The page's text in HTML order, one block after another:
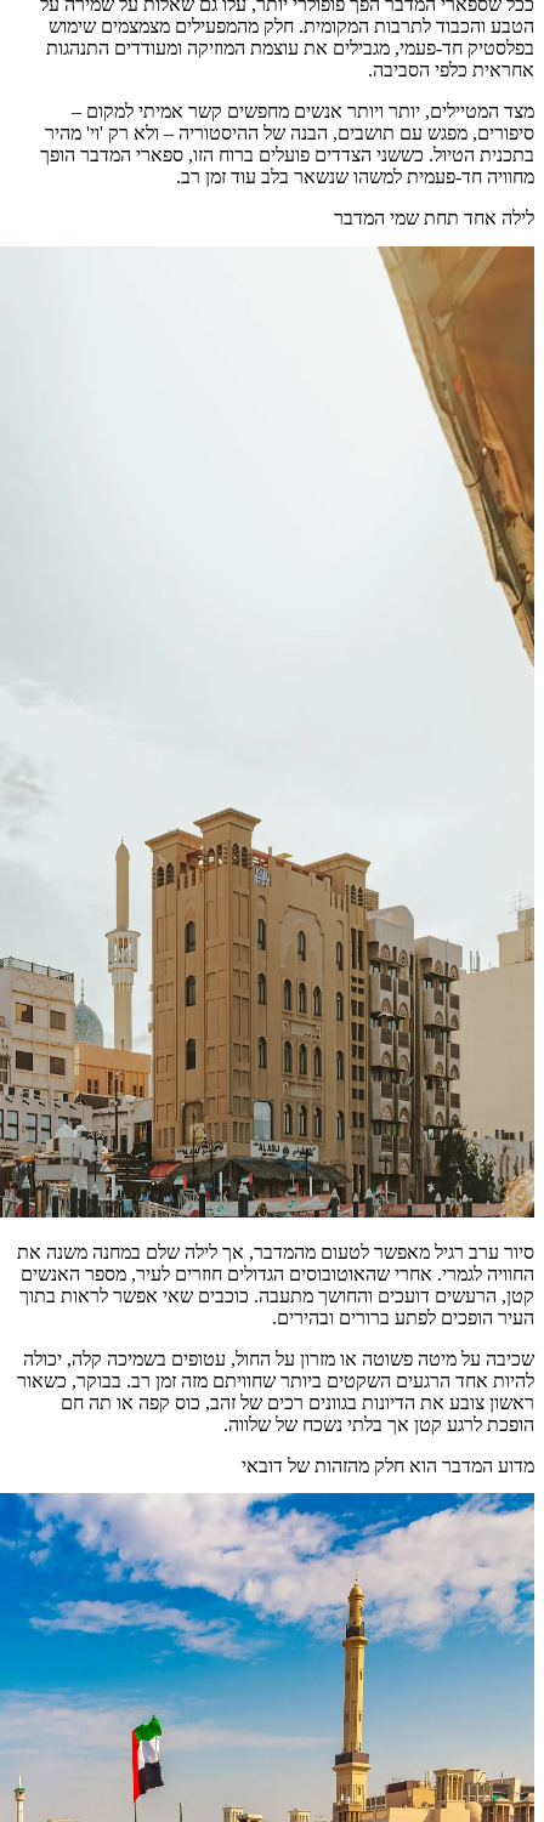
ככל שספארי המדבר הפך פופולרי יותר, עלו גם שאלות על שמירה על
הטבע והכבוד לתרבות המקומית. חלק מהמפעילים מצמצמים שימוש
בפלסטיק חד‑פעמי, מגבילים את עוצמת המוזיקה ומעודדים התנהגות
אחראית כלפי הסביבה.
מצד המטיילים, יותר ויותר אנשים מחפשים קשר אמיתי למקום –
סיפורים, מפגש עם תושבים, הבנה של ההיסטוריה – ולא רק 'וי' מהיר
בתכנית הטיול. כששני הצדדים פועלים ברוח הזו, ספארי המדבר הופך
מחוויה חד‑פעמית למשהו שנשאר בלב עוד זמן רב.
לילה אחד תחת שמי המדבר
סיור ערב רגיל מאפשר לטעום מהמדבר, אך לילה שלם במחנה משנה את
החוויה לגמרי. אחרי שהאוטובוסים הגדולים חוזרים לעיר, מספר האנשים
קטן, הרעשים דועכים והחושך מתעבה. כוכבים שאי אפשר לראות בתוך
העיר הופכים לפתע ברורים ובהירים.
שכיבה על מיטה פשוטה או מזרון על החול, עטופים בשמיכה קלה, יכולה
להיות אחד הרגעים השקטים ביותר שחוויתם מזה זמן רב. בבוקר, כשאור
ראשון צובע את הדיונות בגוונים רכים של זהב, כוס קפה או תה חם
הופכת לרגע קטן אך בלתי נשכח של שלווה.
מדוע המדבר הוא חלק מהזהות של דובאי